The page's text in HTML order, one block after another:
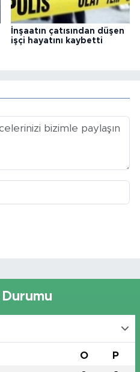
İnşaatın çatısından düşen
işçi hayatını kaybetti
O P